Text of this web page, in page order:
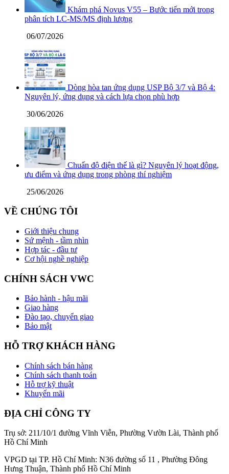
Khám phá Novus V55 – Bước tiến mới trong
phân tích LC-MS/MS định lượng
06/07/2026
Dòng hòa tan ứng dụng USP Bộ 3/7 và Bộ 4:
Nguyên lý, ứng dụng và cách lựa chọn phù hợp
30/06/2026
Chuẩn độ điện thế là gì? Nguyên lý hoạt động,
ưu điểm và ứng dụng trong phòng thí nghiệm
25/06/2026
VỀ CHÚNG TÔI
Giới thiệu chung
Sứ mệnh - tầm nhìn
Hợp tác - đầu tư
Cơ hội nghề nghiệp
CHÍNH SÁCH VWC
Bảo hành - hậu mãi
Giao hàng
Đào tạo, chuyển giao
Bảo mật
HỖ TRỢ KHÁCH HÀNG
Chính sách bán hàng
Chính sách thanh toán
Hỗ trợ kỹ thuật
Khuyến mãi
ĐỊA CHỈ CÔNG TY
Trụ sở: 211/10/1 đường Vĩnh Viễn, Phường Vườn Lài, Thành phố
Hồ Chí Minh
VPGD tại TP. Hồ Chí Minh: N36 đường số 11 , Phường Đông
Hưng Thuận, Thành phố Hồ Chí Minh